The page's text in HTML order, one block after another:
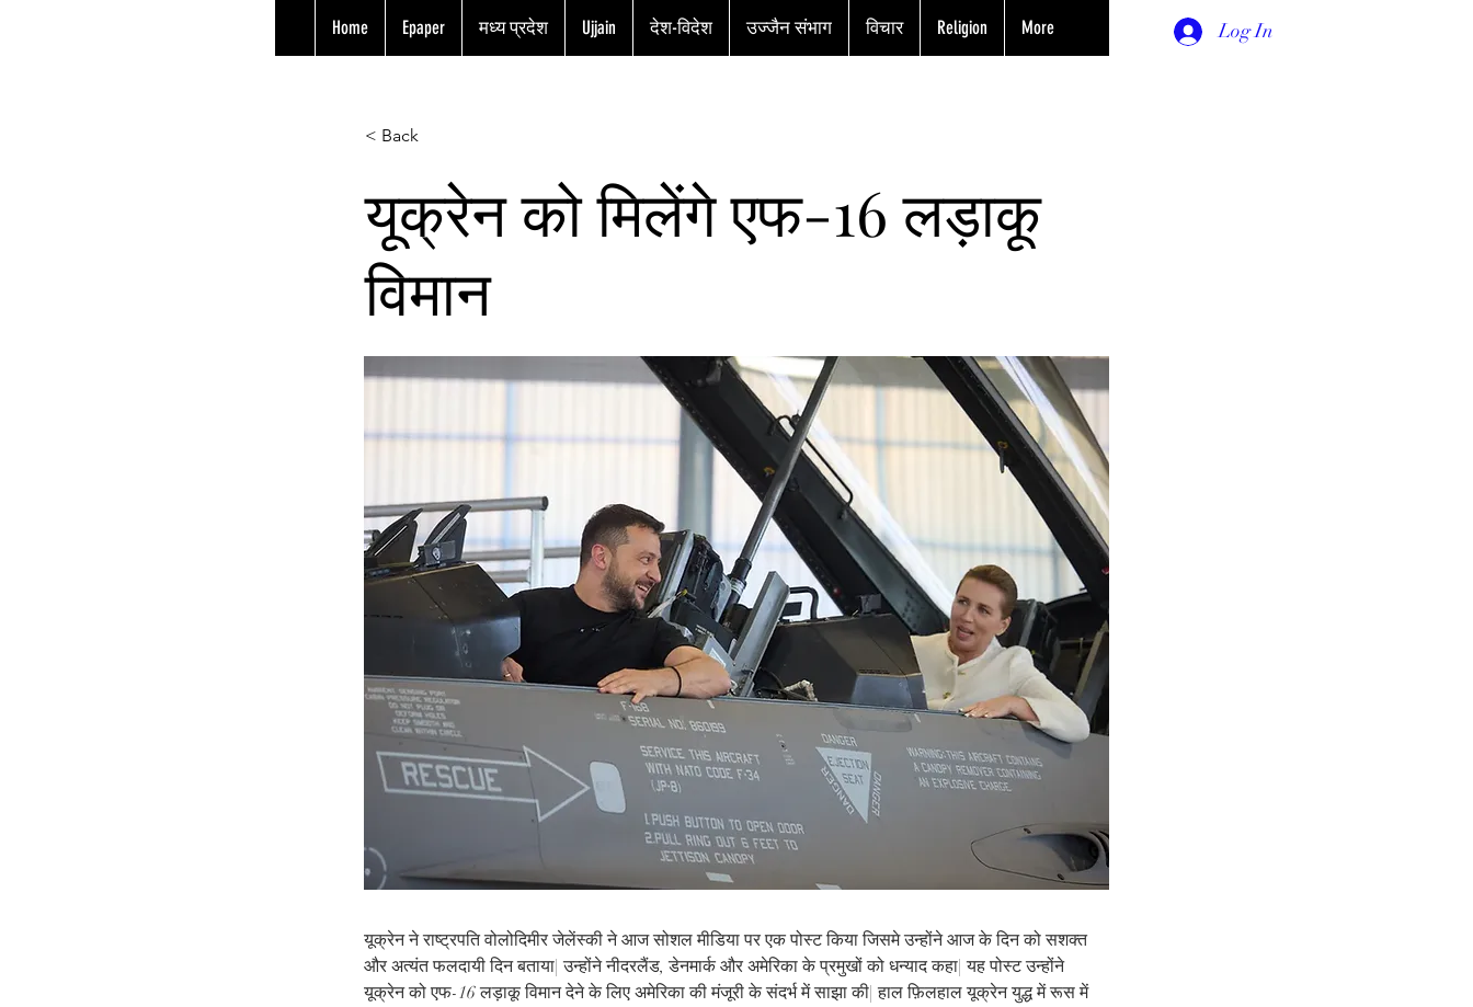
Home Epaper मध्य प्रदेश Ujjain देश-विदेश उज्जैन संभाग विचार Religion More Log In
< Back
यूक्रेन को मिलेंगे एफ-16 लड़ाकू
विमान
यूक्रेन ने राष्ट्रपति वोलोदिमीर जेलेंस्की ने आज सोशल मीडिया पर एक पोस्ट किया जिसमे उन्होंने आज के दिन को सशक्त
और अत्यंत फलदायी दिन बताया| उन्होंने नीदरलैंड, डेनमार्क और अमेरिका के प्रमुखों को धन्याद कहा| यह पोस्ट उन्होंने
यूक्रेन को एफ-16 लड़ाकू विमान देने के लिए अमेरिका की मंजूरी के संदर्भ में साझा की| हाल फ़िलहाल यूक्रेन युद्ध में रूस में